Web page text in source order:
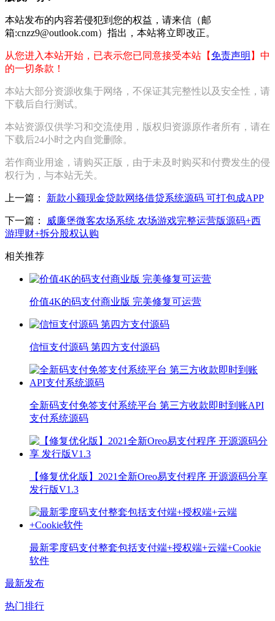
本站发布的内容若侵犯到您的权益，请来信（邮
箱:cnzz9@outlook.com）指出，本站将立即改正。
从您进入本站开始，已表示您已同意接受本站【 免责声明 】中
的一切条款！
本站大部分资源收集于网络，不保证其完整性以及安全性，请
下载后自行测试。
本站资源仅供学习和交流使用，版权归资源原作者所有，请在
下载后24小时之内自觉删除。
若作商业用途，请购买正版，由于未及时购买和付费发生的侵
权行为，与本站无关。
上一篇： 新款小额现金贷款网络借贷系统源码 可打包成APP
下一篇：
威廉堡微客农场系统 农场游戏完整运营版源码+西
游理财+拆分股权认购
相关推荐
价值4K的码支付商业版 完美修复可运营
信恒支付源码 第四方支付源码
全新码支付免签支付系统平台 第三方收款即时到账API
支付系统源码
【修复优化版】2021全新Oreo易支付程序 开源源码分享
发行版V1.3
最新零度码支付整套包括支付端+授权端+云端+Cookie
软件
最新发布
热门排行